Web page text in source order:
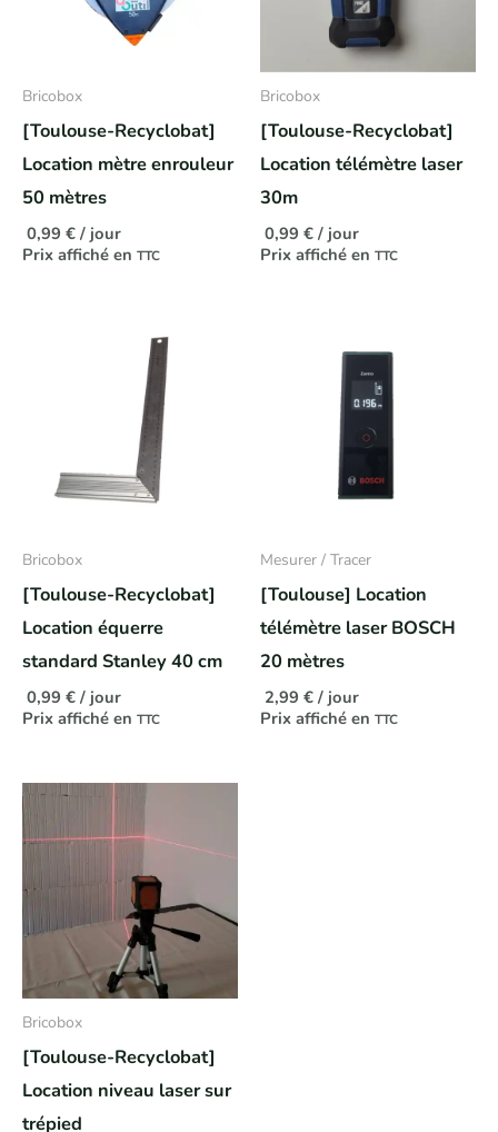
Bricobox
[Toulouse-Recyclobat]
Location mètre enrouleur
50 mètres
0,99 € / jour
Prix affiché en TTC
Bricobox
[Toulouse-Recyclobat]
Location télémètre laser
30m
0,99 € / jour
Prix affiché en TTC
Bricobox
[Toulouse-Recyclobat]
Location équerre
standard Stanley 40 cm
0,99 € / jour
Prix affiché en TTC
Mesurer / Tracer
[Toulouse] Location
télémètre laser BOSCH
20 mètres
2,99 € / jour
Prix affiché en TTC
Bricobox
[Toulouse-Recyclobat]
Location niveau laser sur
trépied